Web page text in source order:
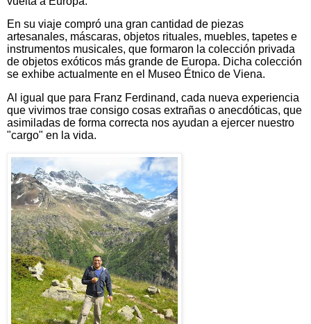
En su viaje compró una gran cantidad de piezas
artesanales, máscaras, objetos rituales, muebles, tapetes e
instrumentos musicales, que formaron la colección privada
de objetos exóticos más grande de Europa. Dicha colección
se exhibe actualmente en el Museo Étnico de Viena.
Al igual que para Franz Ferdinand, cada nueva experiencia
que vivimos trae consigo cosas extrañas o anecdóticas, que
asimiladas de forma correcta nos ayudan a ejercer nuestro
"cargo" en la vida.